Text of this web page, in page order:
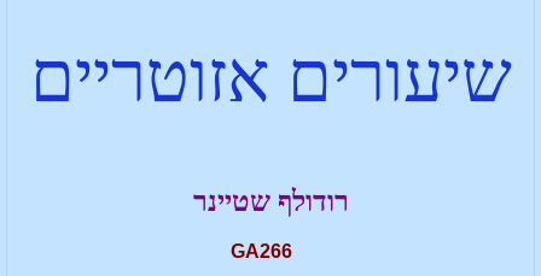
שיעורים אזוטריים
רודולף שטיינר
GA266